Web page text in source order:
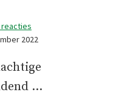
reacties
2022
…